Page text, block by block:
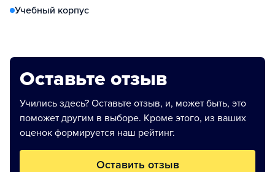
Учебный корпус
Оставьте отзыв
Учились здесь? Оставьте отзыв, и, может быть, это
поможет другим в выборе. Кроме этого, из ваших
оценок формируется наш рейтинг.
Оставить отзыв